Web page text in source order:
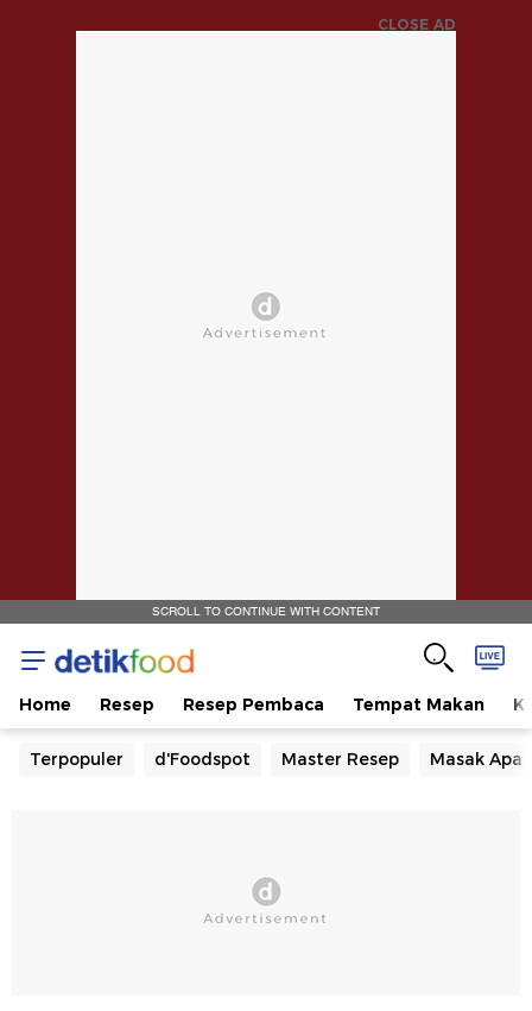
CLOSE AD
SCROLL TO CONTINUE WITH CONTENT
Home Resep Resep Pembaca Tempat Makan
Terpopuler d'Foodspot Master Resep Masak Apa